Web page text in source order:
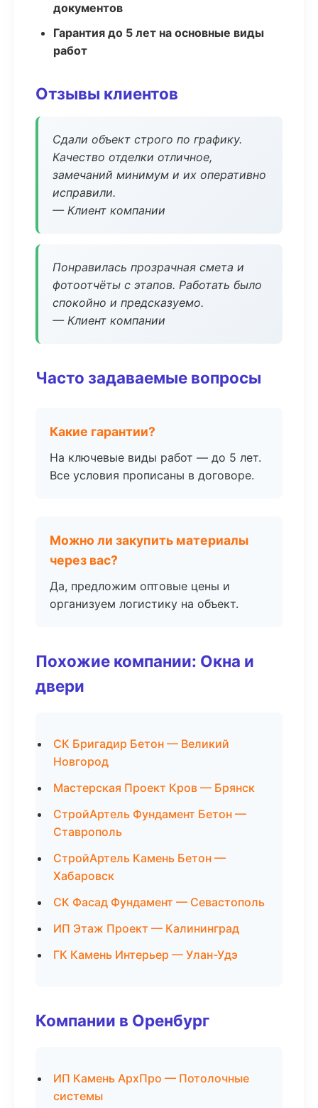
документов
Гарантия до 5 лет на основные виды
работ
Отзывы клиентов
Сдали объект строго по графику.
Качество отделки отличное,
замечаний минимум и их оперативно
исправили.
— Клиент компании
Понравилась прозрачная смета и
фотоотчёты с этапов. Работать было
спокойно и предсказуемо.
— Клиент компании
Часто задаваемые вопросы
Какие гарантии?
На ключевые виды работ — до 5 лет.
Все условия прописаны в договоре.
Можно ли закупить материалы
через вас?
Да, предложим оптовые цены и
организуем логистику на объект.
Похожие компании: Окна и
двери
СК Бригадир Бетон — Великий
Новгород
Мастерская Проект Кров — Брянск
СтройАртель Фундамент Бетон —
Ставрополь
СтройАртель Камень Бетон —
Хабаровск
СК Фасад Фундамент — Севастополь
ИП Этаж Проект — Калининград
ГК Камень Интерьер — Улан-Удэ
Компании в Оренбург
ИП Камень АрхПро — Потолочные
системы